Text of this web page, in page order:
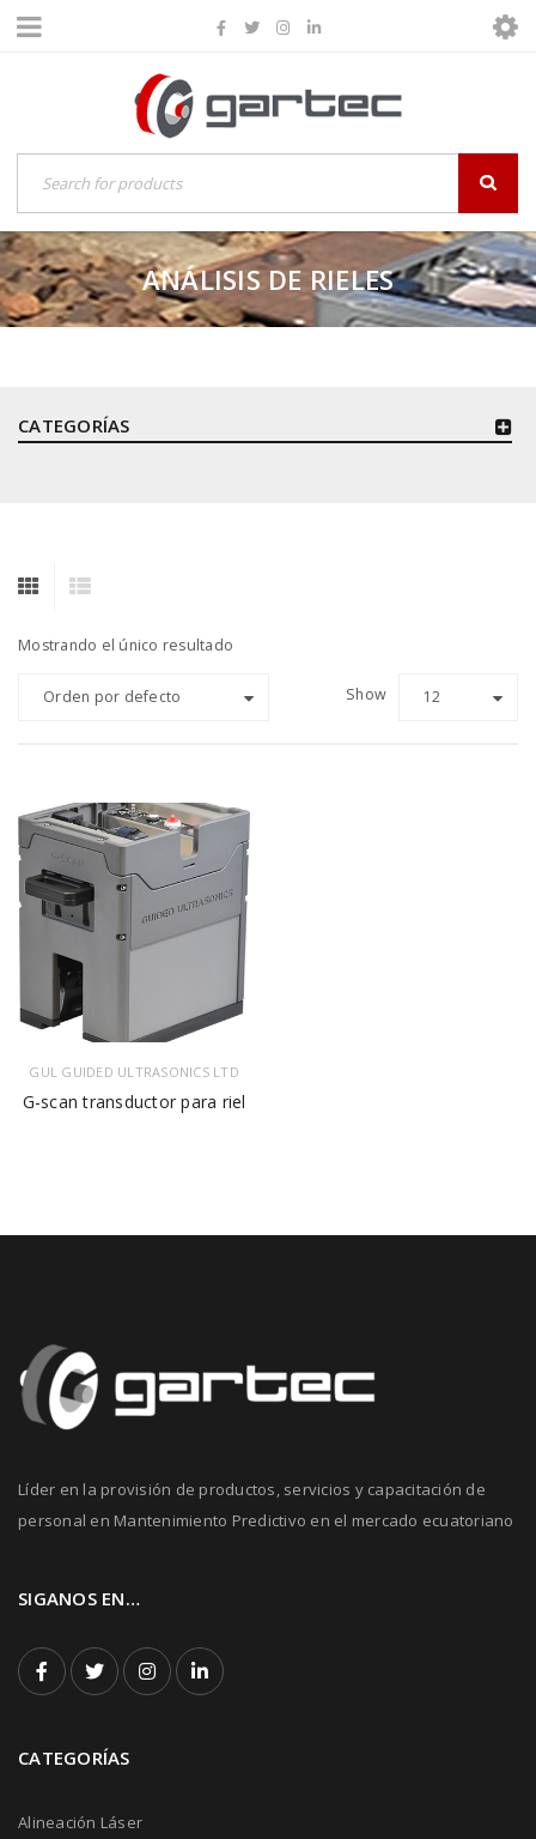
ANÁLISIS DE RIELES
CATEGORÍAS
Mostrando el único resultado
Orden por defecto Show 12
GUL GUIDED ULTRASONICS LTD
G-scan transductor para riel
Líder en la provisión de productos, servicios y capacitación de
personal en Mantenimiento Predictivo en el mercado ecuatoriano
SIGANOS EN…
CATEGORÍAS
Alineación Láser